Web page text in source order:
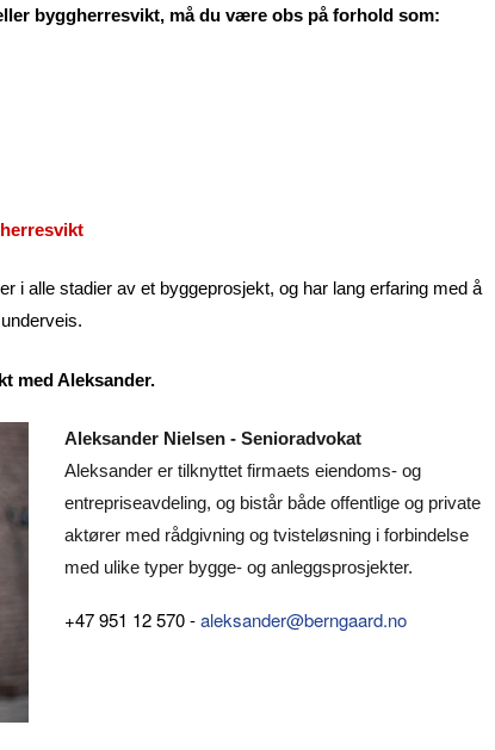
byggherresvikt, må du være obs på forhold som:
i alle stadier av et byggeprosjekt, og har lang erfaring med å
med Aleksander.
Aleksander Nielsen - Senioradvokat
Aleksander er tilknyttet firmaets eiendoms- og
entrepriseavdeling, og bistår både offentlige og private
aktører med rådgivning og tvisteløsning i forbindelse
med ulike typer bygge- og anleggsprosjekter.
+47 951 12 570 -aleksander@berngaard.no